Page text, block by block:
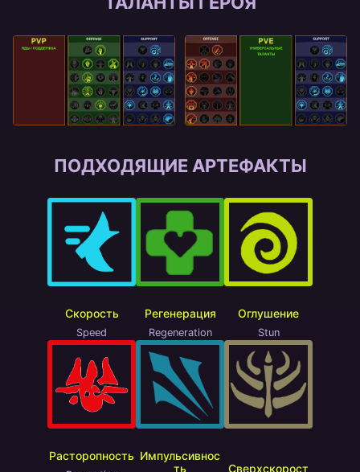
ПОДХОДЯЩИЕ АРТЕФАКТЫ
Скорость
Speed
Регенерация
Regeneration
Оглушение
Stun
Расторопность Импульсивнос
ть
Сверхскорост